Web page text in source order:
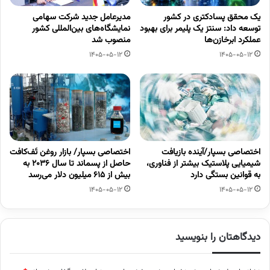
یک محقق پسادکتری در کشور
توسعه داد: سنتز یک پلیمر برای بهبود
عملکرد ابرخازن‌ها
1405-05-12
مدیرعامل جدید شرکت سهامی
نمایشگاه‌های بین‌المللی کشور
منصوب شد
1405-05-12
اختصاصی بسپار/آینده بازیافت
شیمیایی پلاستیک بیشتر از فناوری،
به قوانین بستگی دارد
1405-05-12
اختصاصی بسپار/ بازار روغن تَف‌کافت
حاصل از پسماند تا سال ۲۰۳۶ به
بیش از ۶۱۵ میلیون دلار می‌رسد
1405-05-12
دیدگاهتان را بنویسید